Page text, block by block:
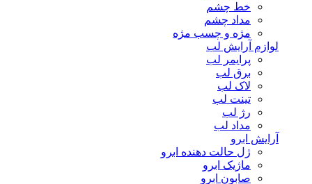
خط چشم
مداد چشم
مژه و چسب مژه
لوازم آرایش لب
پرایمر لب
برق لب
لاک لب
تینت لب
رژ لب
مداد لب
آرایش ابرو
ژل حالت دهنده ابرو
ماژیک ابرو
صابون ابرو